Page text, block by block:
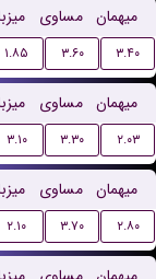
مساوی میهمان
۱.۸۵ ۳.۶۰ ۳.۴۰
مساوی میهمان
۳.۱۰ ۳.۳۰ ۲.۰۳
مساوی میهمان
۲.۱۰ ۳.۷۰ ۲.۸۰